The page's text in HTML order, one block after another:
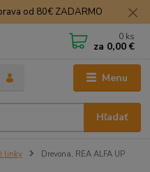
od 80€ ZADARMO
Menu
Hľadať
0 ks
za 0,00 €
linky
Drevona, REA ALFA UP